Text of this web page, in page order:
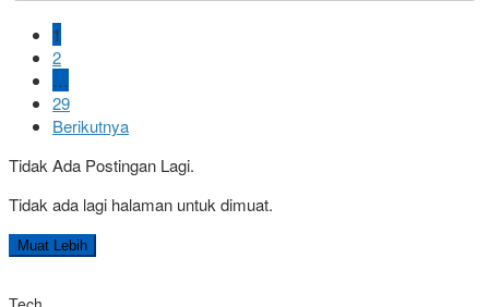
1
2
…
29
Berikutnya
Tidak Ada Postingan Lagi.
Tidak ada lagi halaman untuk dimuat.
Muat Lebih